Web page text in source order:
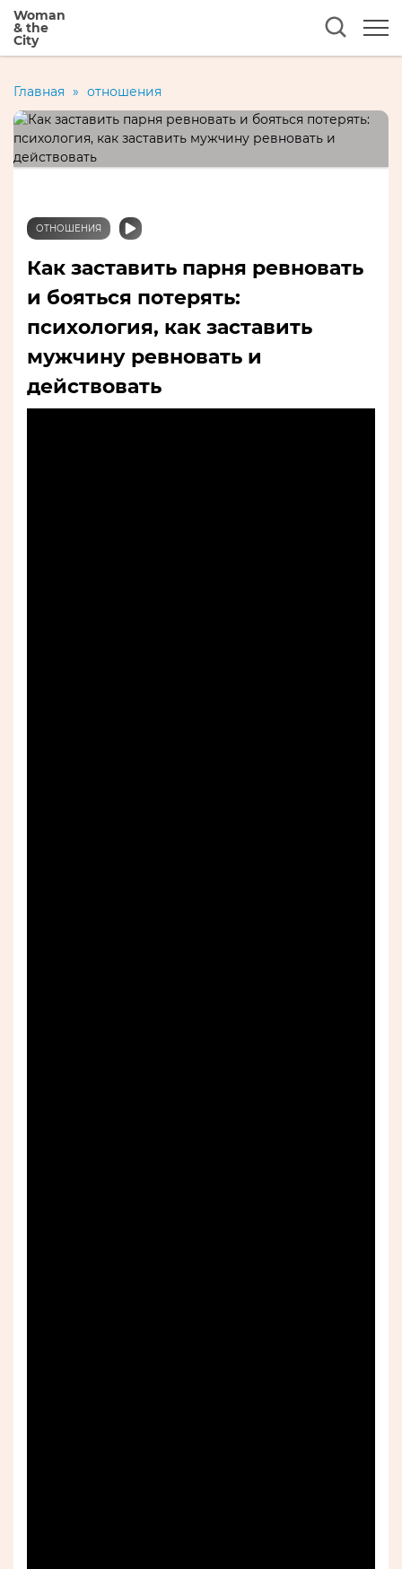
Woman
& the
City
Главная » отношения
ОТНОШЕНИЯ
Как заставить парня ревновать
и бояться потерять:
психология, как заставить
мужчину ревновать и
действовать